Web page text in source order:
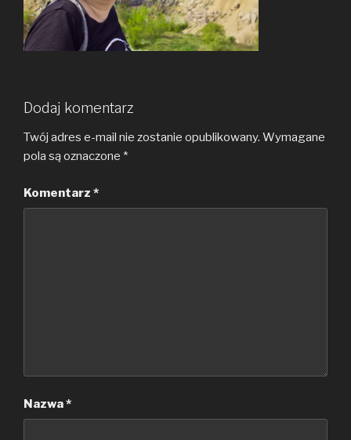
Dodaj komentarz
Twój adres e-mail nie zostanie opublikowany. Wymagane
pola są oznaczone *
Komentarz *
Nazwa*